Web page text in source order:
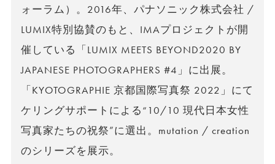
ォーラム）。2016年、パナソニック株式会社 /
LUMIX特別協賛のもと、IMAプロジェクトが開
催している「LUMIX MEETS BEYOND2020 BY
JAPANESE PHOTOGRAPHERS #4」に出展。
「KYOTOGRAPHIE 京都国際写真祭 2022」にて
ケリングサポートによる“10/10 現代日本女性
写真家たちの祝祭”に選出。mutation / creation
のシリーズを展示。